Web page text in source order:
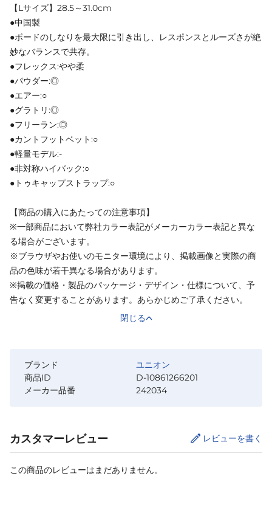
【Lサイズ】28.5～31.0cm
●中国製
●ボードのしなりを最大限に引き出し、レスポンスとルーズさが絶
妙なバランスで共存。
●フレックス:やや柔
●パウダー:◎
●エアー:○
●グラトリ:◎
●フリーラン:◎
●カントフットベット:○
●軽量モデル:-
●非対称ハイバック:○
●トゥキャップストラップ:○
【商品の購入にあたっての注意事項】
※一部商品において弊社カラー表記がメーカーカラー表記と異な
る場合がございます。
※ブラウザやお使いのモニター環境により、掲載画像と実際の商
品の色味が若干異なる場合があります。
※掲載の価格・製品のパッケージ・デザイン・仕様について、予
告なく変更することがあります。あらかじめご了承ください。
閉じる
ブランド
ユニオン
商品ID
D-10861266201
メーカー品番
242034
カスタマーレビュー レビューを書く
この商品のレビューはまだありません。